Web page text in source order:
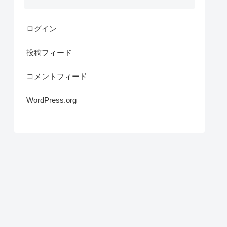
ログイン
投稿フィード
コメントフィード
WordPress.org